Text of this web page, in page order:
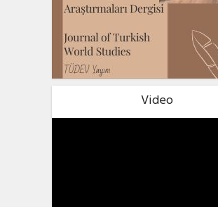
Video